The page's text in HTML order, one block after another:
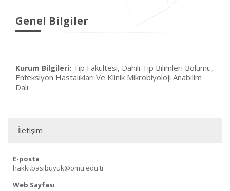
Genel Bilgiler
Kurum Bilgileri: Tıp Fakültesi, Dahili Tıp Bilimleri Bölümü,
Enfeksiyon Hastalıkları Ve Klinik Mikrobiyoloji Anabilim
Dalı
İletişim
E-posta
hakki.basibuyuk@omu.edu.tr
Web Sayfası